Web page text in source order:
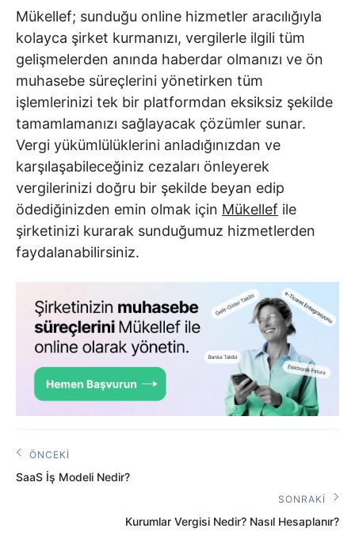
Mükellef; sunduğu online hizmetler aracılığıyla
kolayca şirket kurmanızı, vergilerle ilgili tüm
gelişmelerden anında haberdar olmanızı ve ön
muhasebe süreçlerini yönetirken tüm
işlemlerinizi tek bir platformdan eksiksiz şekilde
tamamlamanızı sağlayacak çözümler sunar.
Vergi yükümlülüklerini anladığınızdan ve
karşılaşabileceğiniz cezaları önleyerek
vergilerinizi doğru bir şekilde beyan edip
ödediğinizden emin olmak için Mükellef ile
şirketinizi kurarak sunduğumuz hizmetlerden
faydalanabilirsiniz.
Yazı
gezinmesi
ÖNCEKI
Önceki
SaaS İş Modeli Nedir?
SONRAKI
Sonraki
Kurumlar Vergisi Nedir? Nasıl Hesaplanır?